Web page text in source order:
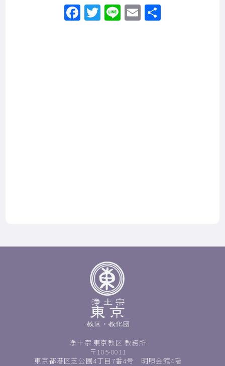
Facebook
Twitter
LineEmail
浄土宗 東京教区 教務所
〒105-0011
東京都港区芝公園4丁目7番4号 明照会館4階